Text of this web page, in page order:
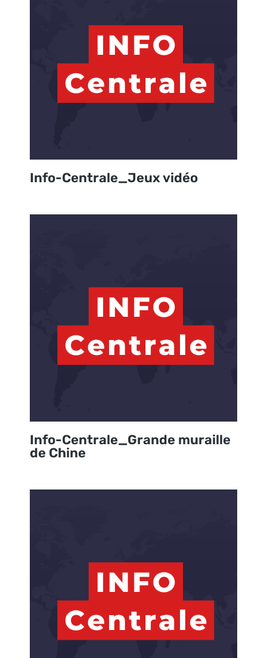
Info-Centrale_Jeux vidéo
Info-Centrale_Grande muraille
de Chine